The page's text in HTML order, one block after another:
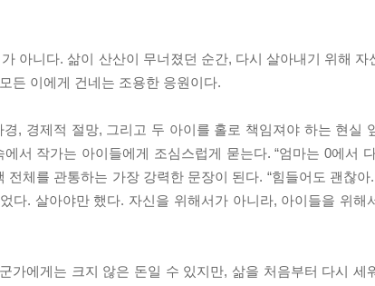
아니다. 삶이 산산이 무너졌던 순간, 다시 살아내기 위해 자
든 이에게 건네는 조용한 응원이다.
, 경제적 절망, 그리고 두 아이를 홀로 책임져야 하는 현실
서 작가는 아이들에게 조심스럽게 묻는다. “엄마는 0에서
체를 관통하는 가장 강력한 문장이 된다. “힘들어도 괜찮
다. 살아야만 했다. 자신을 위해서가 아니라, 아이들을 위해
가에게는 크지 않은 돈일 수 있지만, 삶을 처음부터 다시 세